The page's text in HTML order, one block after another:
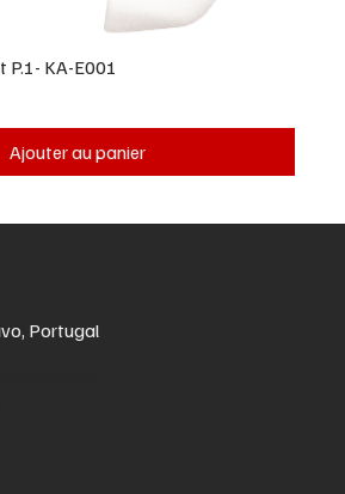
P.1- KA-E001
Ajouter au panier
Portugal